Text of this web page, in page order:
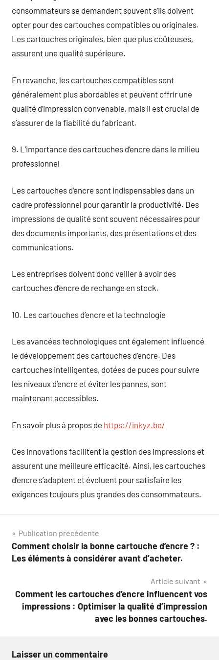
consommateurs se demandent souvent s’ils doivent
opter pour des cartouches compatibles ou originales.
Les cartouches originales, bien que plus coûteuses,
assurent une qualité supérieure.
En revanche, les cartouches compatibles sont
généralement plus abordables et peuvent offrir une
qualité d’impression convenable, mais il est crucial de
s’assurer de la fiabilité du fabricant.
9. L’importance des cartouches d’encre dans le milieu
professionnel
Les cartouches d’encre sont indispensables dans un
cadre professionnel pour garantir la productivité. Des
impressions de qualité sont souvent nécessaires pour
des documents importants, des présentations et des
communications.
Les entreprises doivent donc veiller à avoir des
cartouches d’encre de rechange en stock.
10. Les cartouches d’encre et la technologie
Les avancées technologiques ont également influencé
le développement des cartouches d’encre. Des
cartouches intelligentes, dotées de puces pour suivre
les niveaux d’encre et éviter les pannes, sont
maintenant accessibles.
En savoir plus à propos de https://inkyz.be/
Ces innovations facilitent la gestion des impressions et
assurent une meilleure efficacité. Ainsi, les cartouches
d’encre s’adaptent et évoluent pour satisfaire les
exigences toujours plus grandes des consommateurs.
Navigation
de
Publication précédente
Comment choisir la bonne cartouche d’encre ? :
Les éléments à considérer avant d’acheter.
Article suivant
Comment les cartouches d’encre influencent vos
impressions : Optimiser la qualité d’impression
avec les bonnes cartouches.
Laisser un commentaire